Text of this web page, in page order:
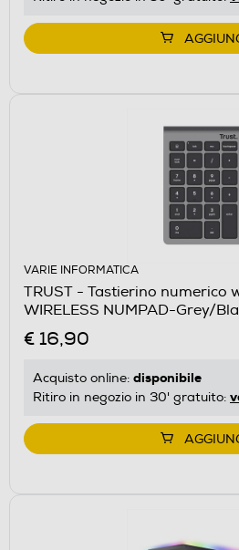
VARIE INFORMATICA
TRUST - Tastierino numerico
WIRELESS NUMPAD-Grey/
€ 16,90
Acquisto online: disponibile
Ritiro in negozio in 30' gratuito: